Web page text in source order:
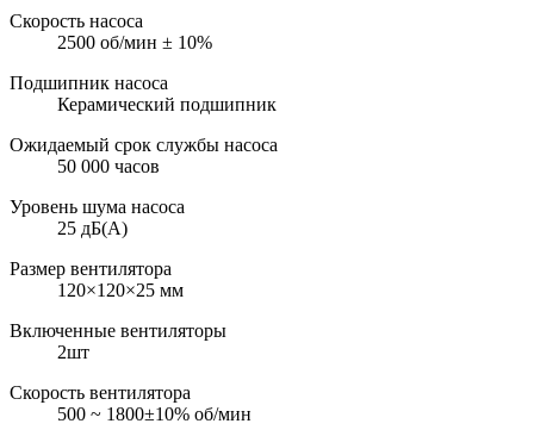
Скорость насоса
2500 об/мин ± 10%
Подшипник насоса
Керамический подшипник
Ожидаемый срок службы насоса
50 000 часов
Уровень шума насоса
25 дБ(А)
Размер вентилятора
120×120×25 мм
Включенные вентиляторы
2шт
Скорость вентилятора
500 ~ 1800±10% об/мин